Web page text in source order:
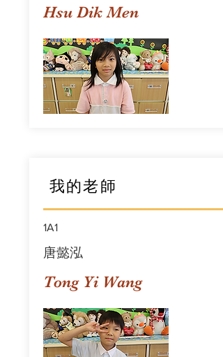
Hsu Dik Men
我的老師
1A1
唐懿泓
Tong Yi Wang